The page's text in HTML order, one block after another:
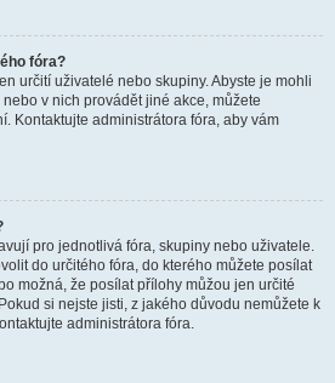
fóra?
určití uživatelé nebo skupiny. Abyste je mohli
v nich provádět jiné akce, můžete
Kontaktujte administrátora fóra, aby vám
pro jednotlivá fóra, skupiny nebo uživatele.
do určitého fóra, do kterého můžete posílat
možná, že posílat přílohy můžou jen určité
si nejste jisti, z jakého důvodu nemůžete k
administrátora fóra.